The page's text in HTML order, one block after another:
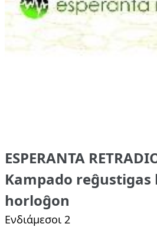
ESPERANTA
Kampado
horloĝon
Ενδιάμεσοι 2